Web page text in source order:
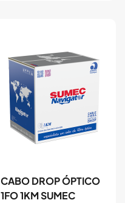
CABO DROP ÓPTICO
1FO 1KM SUMEC